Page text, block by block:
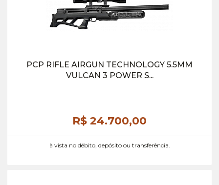
PCP RIFLE AIRGUN TECHNOLOGY 5.5MM
VULCAN 3 POWER S...
R$ 24.700,00
à vista no débito, depósito ou transferência.